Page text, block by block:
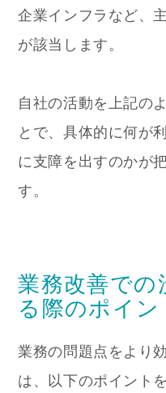
企業インフラなど、
が該当します。
自社の活動を上記の
とで、具体的に何が
に支障を出すのかが
す。
業務改善での
る際のポイン
業務の問題点をより
は、以下のポイント